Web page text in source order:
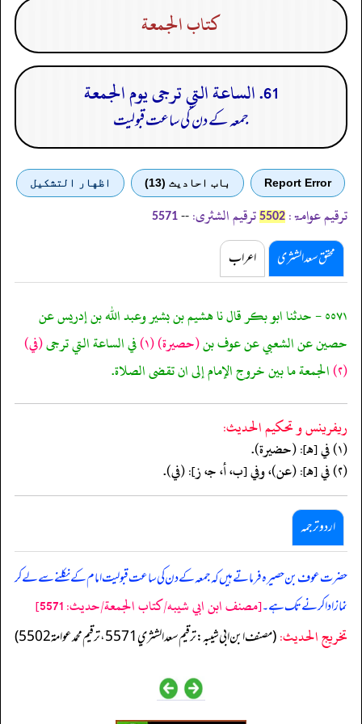
كتاب الجمعة
61. الساعة التي ترجى يوم الجمعة
جمعہ کے دن کی ساعت قبولیت
Report Error باب احادیث (13) اظهار التشكيل
ترقیم عوامۃ: 5502 ترقیم الشثری: --
5571
محقق سعد الشثری اعراب
٥٥٧١ - حدثنا ابو بكر قال نا هشيم بن بشير وعبد الله بن إدريس عن
حصين عن الشعبي عن عوف بن(حصيرة)(١) في الساعة التي ترجى(في)
(٢) الجمعة ما بين خروج الإمام إلى ان تقضى الصلاة.
ريفرينس و تحكيم الحدیث:
(١) في [هـ]: (حضيرة).
(٢) في [هـ]: (عن)، وفي [ب، أ، جـ، ز]: (في).
اردو ترجمہ
حضرت عوف بن حصیرہ فرماتے ہیں کہ جمعہ کے دن کی ساعت قبولیت امام کے نکلنے سے لے کر
نماز ادا کرنے تک ہے۔[مصنف ابن ابي شيبه/كتاب الجمعة/حدیث: 5571]
تخریج الحدیث:(مصنف ابن ابي شيبه: ترقيم سعد الشثري 5571، ترقيم محمد عوامة 5502)